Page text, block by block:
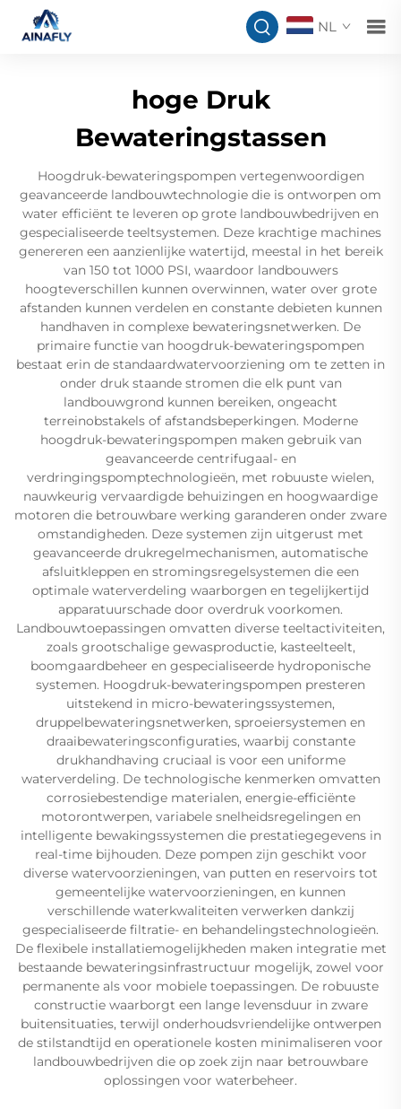
NL
hoge Druk
Bewateringstassen
Hoogdruk-bewateringspompen vertegenwoordigen
geavanceerde landbouwtechnologie die is ontworpen om
water efficiënt te leveren op grote landbouwbedrijven en
gespecialiseerde teeltsystemen. Deze krachtige machines
genereren een aanzienlijke watertijd, meestal in het bereik
van 150 tot 1000 PSI, waardoor landbouwers
hoogteverschillen kunnen overwinnen, water over grote
afstanden kunnen verdelen en constante debieten kunnen
handhaven in complexe bewateringsnetwerken. De
primaire functie van hoogdruk-bewateringspompen
bestaat erin de standaardwatervoorziening om te zetten in
onder druk staande stromen die elk punt van
landbouwgrond kunnen bereiken, ongeacht
terreinobstakels of afstandsbeperkingen. Moderne
hoogdruk-bewateringspompen maken gebruik van
geavanceerde centrifugaal- en
verdringingspomptechnologieën, met robuuste wielen,
nauwkeurig vervaardigde behuizingen en hoogwaardige
motoren die betrouwbare werking garanderen onder zware
omstandigheden. Deze systemen zijn uitgerust met
geavanceerde drukregelmechanismen, automatische
afsluitkleppen en stromingsregelsystemen die een
optimale waterverdeling waarborgen en tegelijkertijd
apparatuurschade door overdruk voorkomen.
Landbouwtoepassingen omvatten diverse teeltactiviteiten,
zoals grootschalige gewasproductie, kasteelteelt,
boomgaardbeheer en gespecialiseerde hydroponische
systemen. Hoogdruk-bewateringspompen presteren
uitstekend in micro-bewateringssystemen,
druppelbewateringsnetwerken, sproeiersystemen en
draaibewateringsconfiguraties, waarbij constante
drukhandhaving cruciaal is voor een uniforme
waterverdeling. De technologische kenmerken omvatten
corrosiebestendige materialen, energie-efficiënte
motorontwerpen, variabele snelheidsregelingen en
intelligente bewakingssystemen die prestatiegegevens in
real-time bijhouden. Deze pompen zijn geschikt voor
diverse watervoorzieningen, van putten en reservoirs tot
gemeentelijke watervoorzieningen, en kunnen
verschillende waterkwaliteiten verwerken dankzij
gespecialiseerde filtratie- en behandelingstechnologieën.
De flexibele installatiemogelijkheden maken integratie met
bestaande bewateringsinfrastructuur mogelijk, zowel voor
permanente als voor mobiele toepassingen. De robuuste
constructie waarborgt een lange levensduur in zware
buitensituaties, terwijl onderhoudsvriendelijke ontwerpen
de stilstandtijd en operationele kosten minimaliseren voor
landbouwbedrijven die op zoek zijn naar betrouwbare
oplossingen voor waterbeheer.